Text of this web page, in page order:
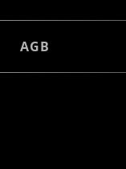
AGB